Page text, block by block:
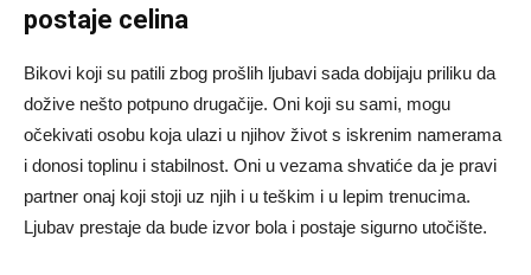
postaje celina
Bikovi koji su patili zbog prošlih ljubavi sada dobijaju priliku da
dožive nešto potpuno drugačije. Oni koji su sami, mogu
očekivati osobu koja ulazi u njihov život s iskrenim namerama
i donosi toplinu i stabilnost. Oni u vezama shvatiće da je pravi
partner onaj koji stoji uz njih i u teškim i u lepim trenucima.
Ljubav prestaje da bude izvor bola i postaje sigurno utočište.